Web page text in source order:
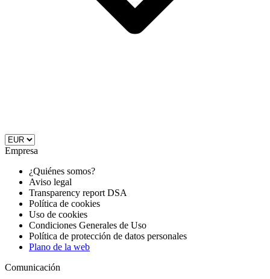
Empresa
¿Quiénes somos?
Aviso legal
Transparency report DSA
Política de cookies
Uso de cookies
Condiciones Generales de Uso
Política de protección de datos personales
Plano de la web
Comunicación